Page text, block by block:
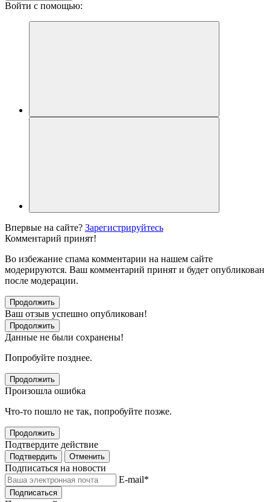
Войти с помощью:
Впервые на сайте? Зарегистрируйтесь
Комментарий принят!
Во избежание спама комментарии на нашем сайте
модерируются. Ваш комментарий принят и будет опубликован
после модерации.
Продолжить
Ваш отзыв успешно опубликован!
Продолжить
Данные не были сохранены!
Попробуйте позднее.
Продолжить
Произошла ошибка
Что-то пошло не так, попробуйте позже.
Продолжить
Подтвердите действие
Подтвердить Отменить
Подписаться на новости
E-mail*
Подписаться